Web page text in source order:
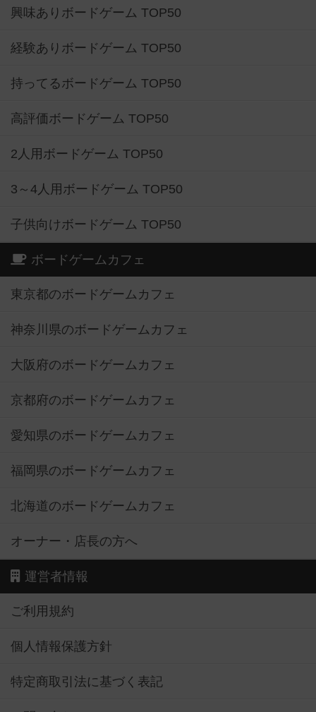
興味ありボードゲーム TOP50
経験ありボードゲーム TOP50
持ってるボードゲーム TOP50
高評価ボードゲーム TOP50
2人用ボードゲーム TOP50
3～4人用ボードゲーム TOP50
子供向けボードゲーム TOP50
ボードゲームカフェ
東京都のボードゲームカフェ
神奈川県のボードゲームカフェ
大阪府のボードゲームカフェ
京都府のボードゲームカフェ
愛知県のボードゲームカフェ
福岡県のボードゲームカフェ
北海道のボードゲームカフェ
オーナー・店長の方へ
運営者情報
ご利用規約
個人情報保護方針
特定商取引法に基づく表記